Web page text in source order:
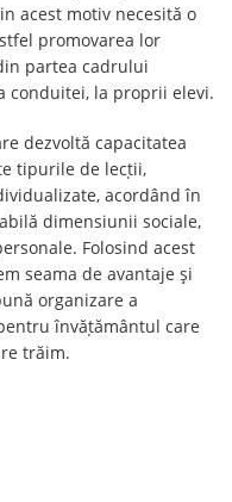
acest motiv necesită o
promovarea lor
partea cadrului
conduitei, la proprii elevi.
dezvoltă capacitatea
tipurile de lecṭii,
acordând în
dimensiunii sociale,
Folosind acest
seama de avantaje și
organizare a
învăṭământul care
trăim.